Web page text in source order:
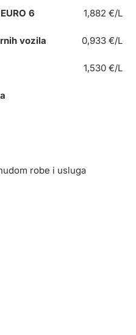
6 1,882 €/L
vozila 0,933 €/L
1,530 €/L
robe i usluga